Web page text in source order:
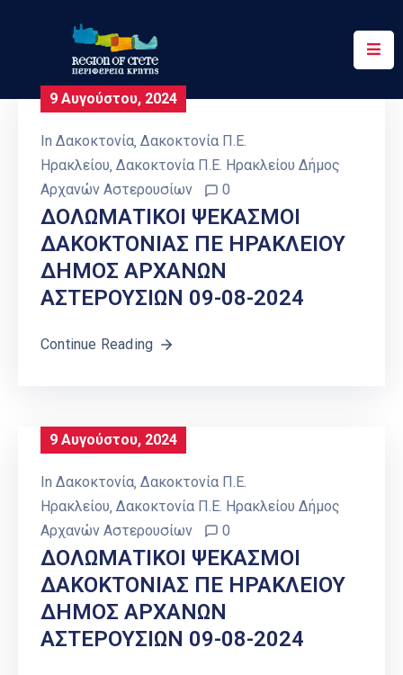
Περιφέρεια
Έργα
Ψηφιακές
Υπηρεσίες
Επικοινωνία
9 Αυγούστου, 2024
In Δακοκτονία‚ Δακοκτονία Π.Ε.
Ηρακλείου‚ Δακοκτονία Π.Ε. Ηρακλείου Δήμος
Αρχανών Αστερουσίων
0
ΔΟΛΩΜΑΤΙΚΟΙ ΨΕΚΑΣΜΟΙ
ΔΑΚΟΚΤΟΝΙΑΣ ΠΕ ΗΡΑΚΛΕΙΟΥ
ΔΗΜΟΣ ΑΡΧΑΝΩΝ
ΑΣΤΕΡΟΥΣΙΩΝ 09-08-2024
Continue Reading
9 Αυγούστου, 2024
In Δακοκτονία Δακοκτονία Π.Ε.
Ηρακλείου Δακοκτονία Π.Ε. Ηρακλείου Δήμος
Αρχανών Αστερουσίων
0
ΔΟΛΩΜΑΤΙΚΟΙ ΨΕΚΑΣΜΟΙ
ΔΑΚΟΚΤΟΝΙΑΣ ΠΕ ΗΡΑΚΛΕΙΟΥ
ΔΗΜΟΣ ΑΡΧΑΝΩΝ
ΑΣΤΕΡΟΥΣΙΩΝ 09-08-2024